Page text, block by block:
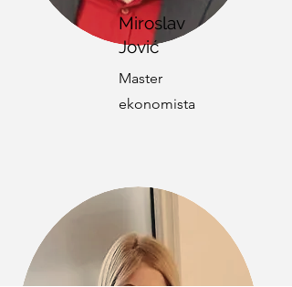
Miroslav
Jović
Master
ekonomista